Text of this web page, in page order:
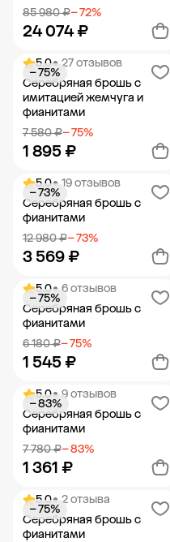
85 980 ₽− 72%
24 074 ₽
Добавить в корзину
5.0• 27 отзывов
Серебряная брошь с
имитацией жемчуга и
фианитами
7 580 ₽− 75%
1 895 ₽
− 75%
Добавить в корзину
5.0• 19 отзывов
Серебряная брошь с
фианитами
12 980 ₽− 73%
3 569 ₽
− 73%
Добавить в корзину
5.0• 6 отзывов
Серебряная брошь с
фианитами
6 180 ₽− 75%
1 545 ₽
− 75%
Добавить в корзину
5.0• 9 отзывов
Серебряная брошь с
фианитами
7 780 ₽− 83%
1 361 ₽
− 83%
Добавить в корзину
5.0• 2 отзыва
Серебряная брошь с
фианитами
− 75%